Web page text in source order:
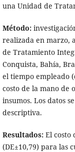
una Unidad de
Método:
realizada en marzo,
de Tratamiento
Conquista, Bahía,
el tiempo empleado
costo de la mano de
insumos. Los datos
descriptiva.
Resultados:El costo
(DE±10,79) para las